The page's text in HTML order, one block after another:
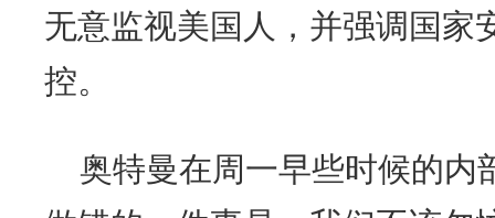
无意监视美国人，并强调国家
控。
奥特曼在周一早些时候的内